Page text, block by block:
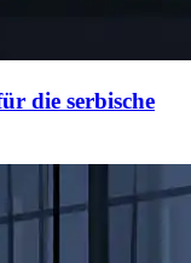
die serbische